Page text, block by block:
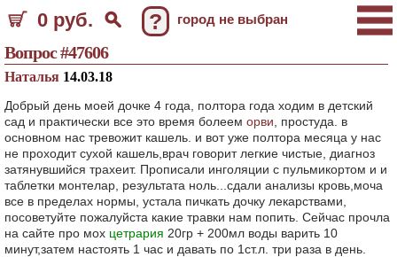
0 руб. ? город не выбран
Вопрос #47606
Наталья 14.03.18
Добрый день моей дочке 4 года, полтора года ходим в детский
сад и практически все это время болеем орви , простуда. в
основном нас тревожит кашель. и вот уже полтора месяца у нас
не проходит сухой кашель,врач говорит легкие чистые, диагноз
затянувшийся трахеит. Прописали инголяции с пульмикортом и и
таблетки монтелар, результата ноль...сдали анализы кровь,моча
все в пределах нормы, устала пичкать дочку лекарствами,
посоветуйте пожалуйста какие травки нам попить. Сейчас прочла
на сайте про мох цетрария 20гр + 200мл воды варить 10
минут,затем настоять 1 час и давать по 1ст.л. три раза в день.